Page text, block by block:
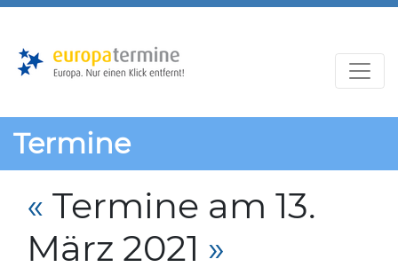
Termine
« Termine am 13.
März 2021 »